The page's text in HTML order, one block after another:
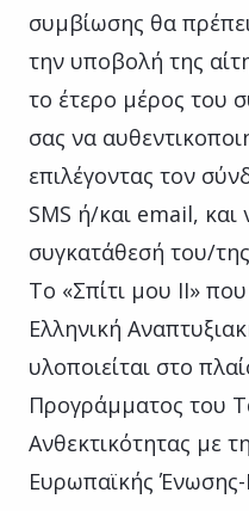
συμβίωσης θα
την υποβολή της
το έτερο μέρος του
σας να
επιλέγοντας τον
SMS ή/και email, και
συγκατάθεσή του/
Το «Σπίτι μου ΙΙ»
Ελληνική
υλοποιείται στο
Προγράμματος του
Ανθεκτικότητας με
Ευρωπαϊκής